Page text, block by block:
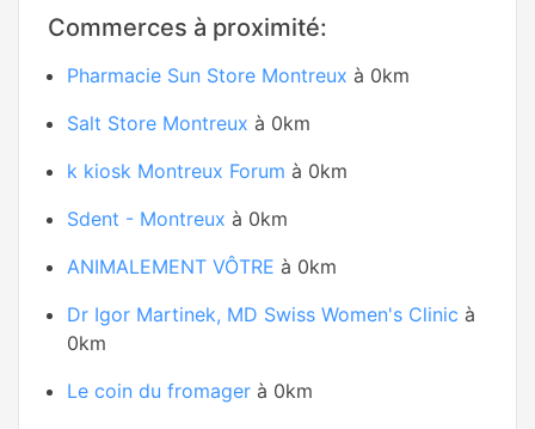
Commerces à proximité:
Pharmacie Sun Store Montreux à 0km
Salt Store Montreux à 0km
k kiosk Montreux Forum à 0km
Sdent - Montreux à 0km
ANIMALEMENT VÔTRE à 0km
Dr Igor Martinek, MD Swiss Women's Clinic à
0km
Le coin du fromager à 0km